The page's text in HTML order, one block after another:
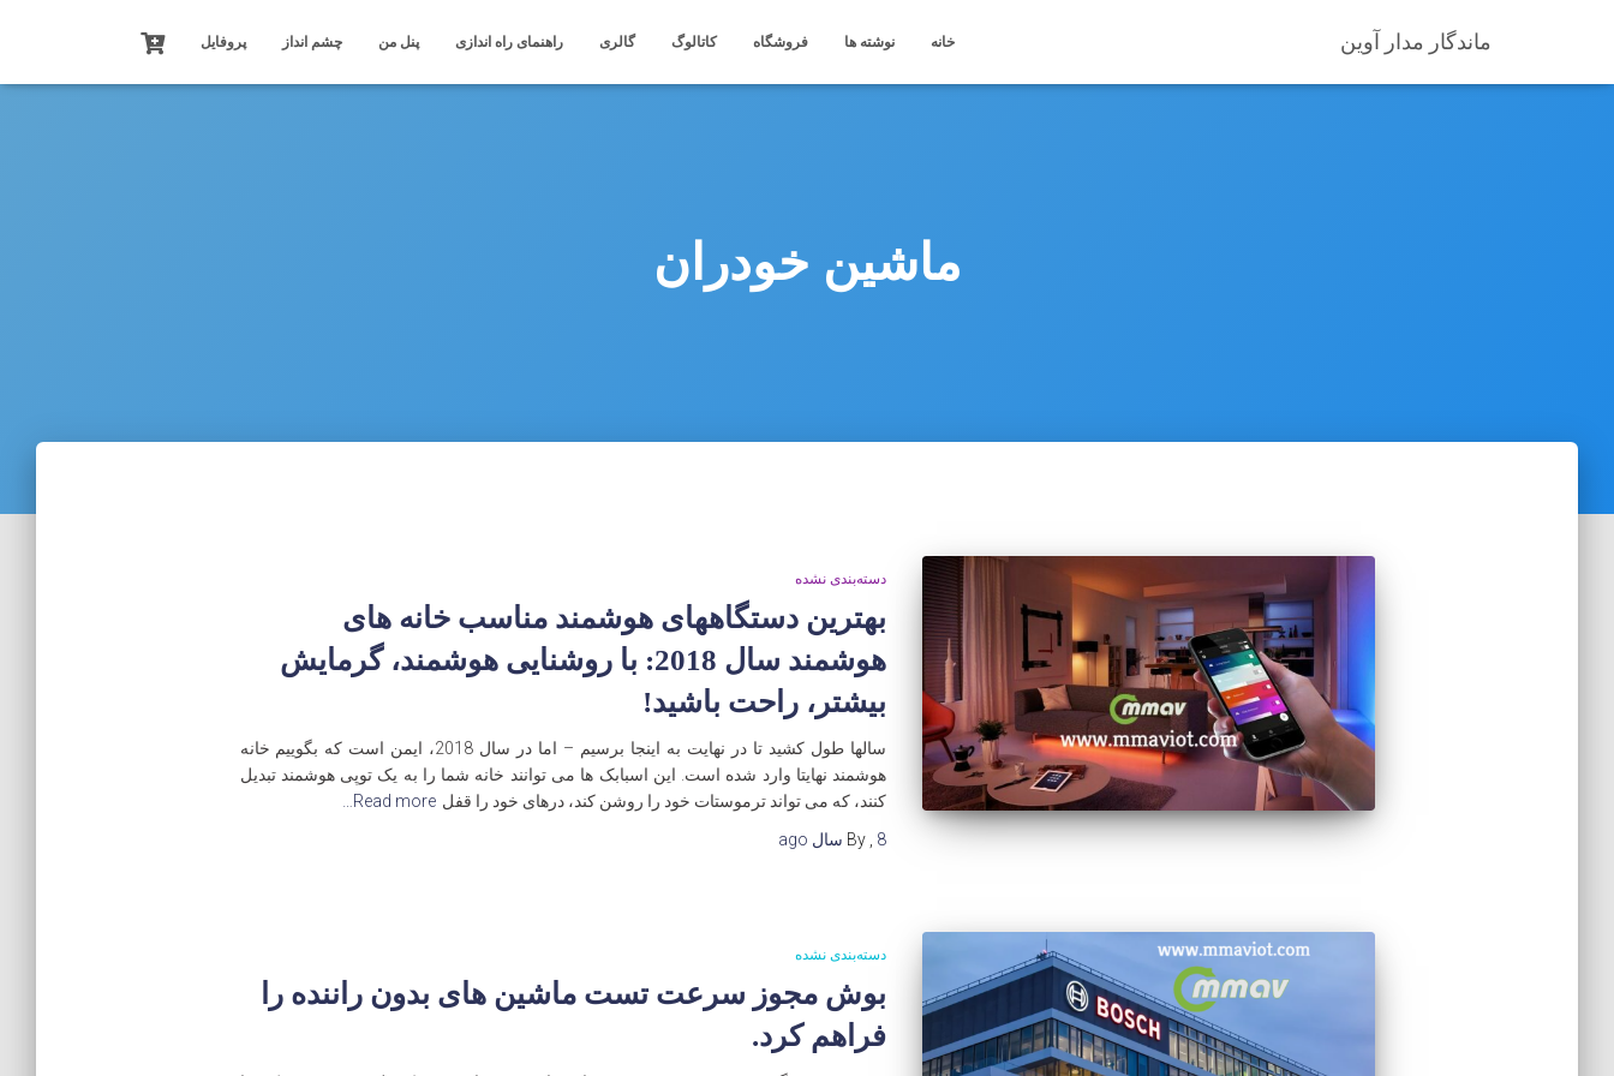
ماندگار مدار آوین خانه نوشته ها فروشگاه کاتالوگ گالری راهنمای راه اندازی پنل من چشم انداز پروفایل
ماشین خودران
دسته‌بندی نشده
بهترین دستگاههای هوشمند مناسب خانه های
هوشمند سال 2018: با روشنایی هوشمند، گرمایش
بیشتر، راحت باشید!
سالها طول کشید تا در نهایت به اینجا برسیم – اما در سال 2018، ایمن است که بگوییم خانه
هوشمند نهایتا وارد شده است. این اسبابک ها می توانند خانه شما را به یک توپی هوشمند تبدیل
کنند، که می تواند ترموستات خود را روشن کند، درهای خود را قفل Read more…
By
8 سال
دسته‌بندی نشده
بوش مجوز سرعت تست ماشین های بدون راننده را
فراهم کرد.